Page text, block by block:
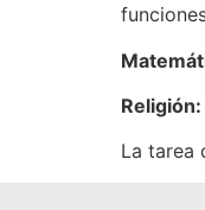
Religión:
La tarea